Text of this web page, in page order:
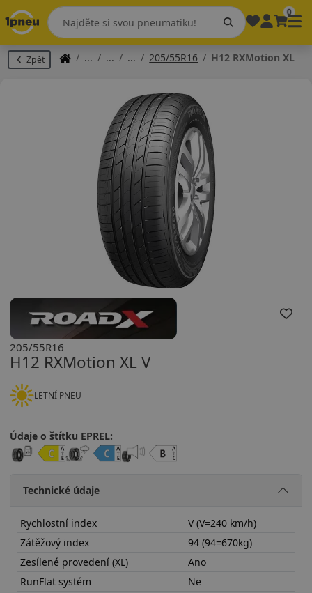
0
Zpět 205/55R16 H12 RXMotion XL
H12 RXMotion XL V
205/55R16
LETNÍ PNEU
Údaje o štítku EPREL:
Technické údaje
Rychlostní index
V (V=240 km/h)
Zátěžový index
94 (94=670kg)
Zesílené provedení (XL)
Ano
RunFlat systém
Ne